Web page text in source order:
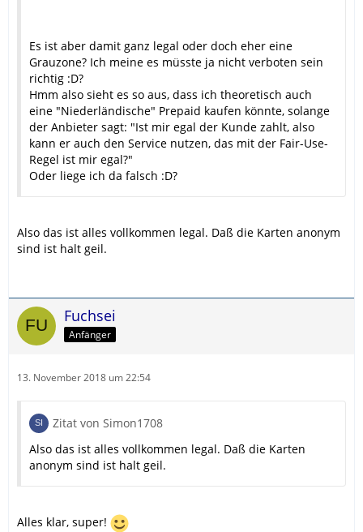
Es ist aber damit ganz legal oder doch eher eine
Grauzone? Ich meine es müsste ja nicht verboten sein
richtig :D?
Hmm also sieht es so aus, dass ich theoretisch auch
eine "Niederländische" Prepaid kaufen könnte, solange
der Anbieter sagt: "Ist mir egal der Kunde zahlt, also
kann er auch den Service nutzen, das mit der Fair-Use-
Regel ist mir egal?"
Oder liege ich da falsch :D?
Also das ist alles vollkommen legal. Daß die Karten anonym
sind ist halt geil.
Fuchsei
Anfänger
13. November 2018 um 22:54
Zitat von Simon1708
Also das ist alles vollkommen legal. Daß die Karten
anonym sind ist halt geil.
Alles klar, super!